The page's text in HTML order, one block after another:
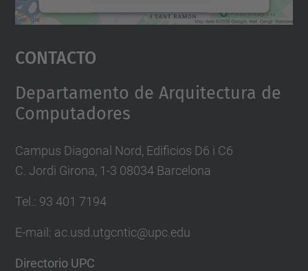
Aceptar
powered by
Contacto
Departamento de Arquitectura de
Computadores
Campus Diagonal Nord, Edificios D6 i C6
C. Jordi Girona, 1-3 08034 Barcelona
Tel.: 93 401 7194
E-mail: ac.usd.utgcntic@upc.edu
Directorio UPC